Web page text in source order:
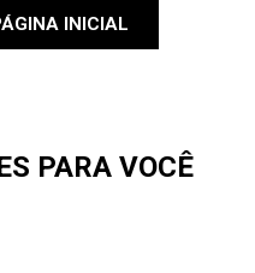
INICIAL
PARA VOCÊ